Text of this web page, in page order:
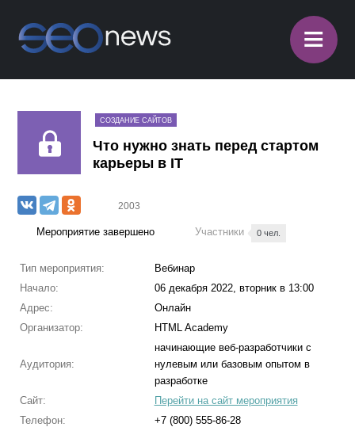
≡
СОЗДАНИЕ САЙТОВ
Что нужно знать перед стартом
карьеры в IT
2003
Мероприятие завершено Участники 0 чел.
Тип мероприятия:
Вебинар
Начало:
06 декабря 2022, вторник в 13:00
Адрес:
Онлайн
Организатор:
HTML Academy
Аудитория:
начинающие веб-разработчики с
нулевым или базовым опытом в
разработке
Сайт:
Перейти на сайт мероприятия
Телефон:
+7 (800) 555-86-28